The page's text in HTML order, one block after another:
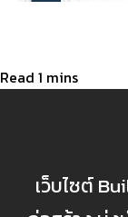
เว็บไซต์